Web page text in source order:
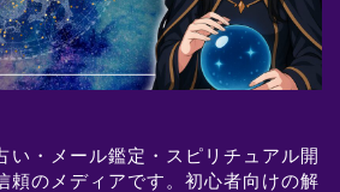
い・メール鑑定・スピリチュアル開
頼のメディアです。初心者向けの解